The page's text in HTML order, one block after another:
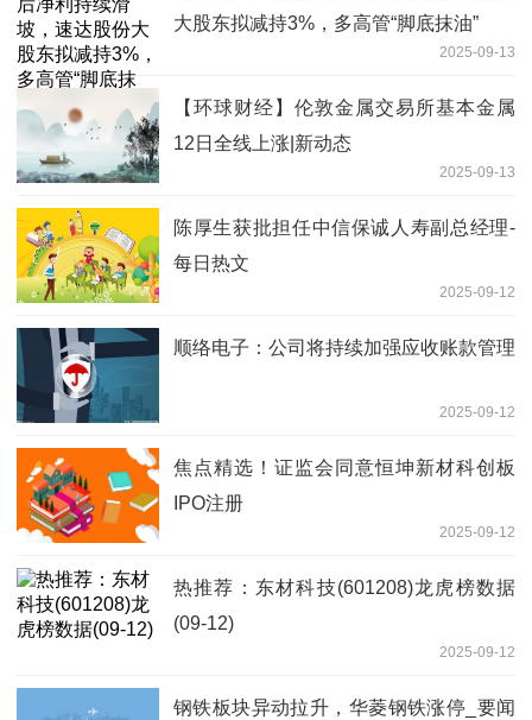
大股东拟减持3%，多高管“脚底抹油”
2025-09-13
【环球财经】伦敦金属交易所基本金属
12日全线上涨|新动态
2025-09-13
陈厚生获批担任中信保诚人寿副总经理-
每日热文
2025-09-12
顺络电子：公司将持续加强应收账款管理
2025-09-12
焦点精选！证监会同意恒坤新材科创板
IPO注册
2025-09-12
热推荐：东材科技(601208)龙虎榜数据
(09-12)
2025-09-12
钢铁板块异动拉升，华菱钢铁涨停_要闻